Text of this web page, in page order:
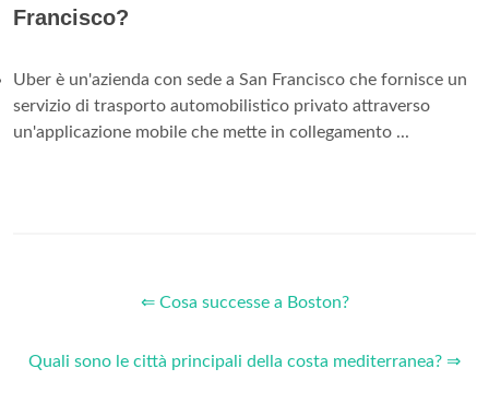
Francisco?
Uber è un'azienda con sede a San Francisco che fornisce un
servizio di trasporto automobilistico privato attraverso
un'applicazione mobile che mette in collegamento ...
⇐ Cosa successe a Boston?
Quali sono le città principali della costa mediterranea? ⇒